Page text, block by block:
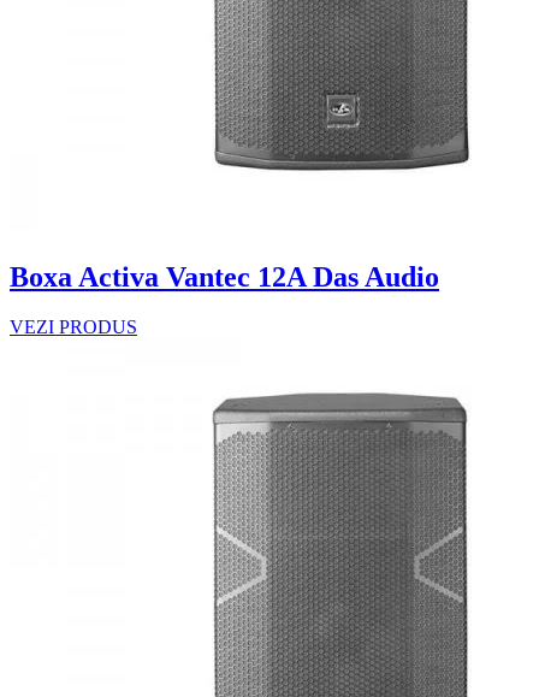
Boxa Activa Vantec 12A Das Audio
VEZI PRODUS